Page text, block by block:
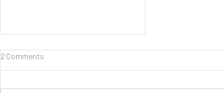
2 Comments